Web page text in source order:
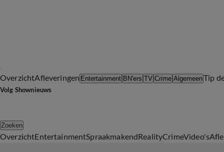
OverzichtAfleveringen Entertainment BN'ers TV Crime AlgemeenTip
Volg Shownieuws
Zoeken
OverzichtEntertainmentSpraakmakendRealityCrimeVideo's